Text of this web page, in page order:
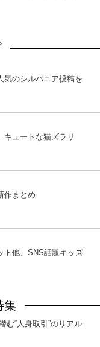
気のシルバニア投稿を
ュートな猫ズラリ
作まとめ
ト他、SNS話題キッズ
集
む“人身取引”のリアル